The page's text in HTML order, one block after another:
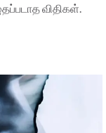
விதிகள்.